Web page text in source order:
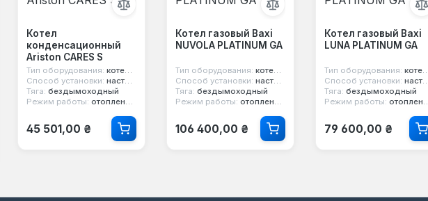
Котел
конденсационный
Ariston CARES S
Тип оборудования: котел конденсационный
Способ установки: настенный
Тяга: бездымоходный
Режим работы: отопление и горячая вода
Обычная цена:
45 501,00 ₴
Котел газовый Baxi
NUVOLA PLATINUM GA
Тип оборудования: котел конденсационный
Способ установки: настенный
Тяга: бездымоходный
Режим работы: отопление и горячая вода
Обычная цена:
106 400,00 ₴
Котел газовый Baxi
LUNA PLATINUM GA
Тип оборудования: котел конденсационный
Способ установки: настенный
Тяга: бездымоходный
Режим работы: отопление и горячая вода
Обычная цена:
79 600,00 ₴